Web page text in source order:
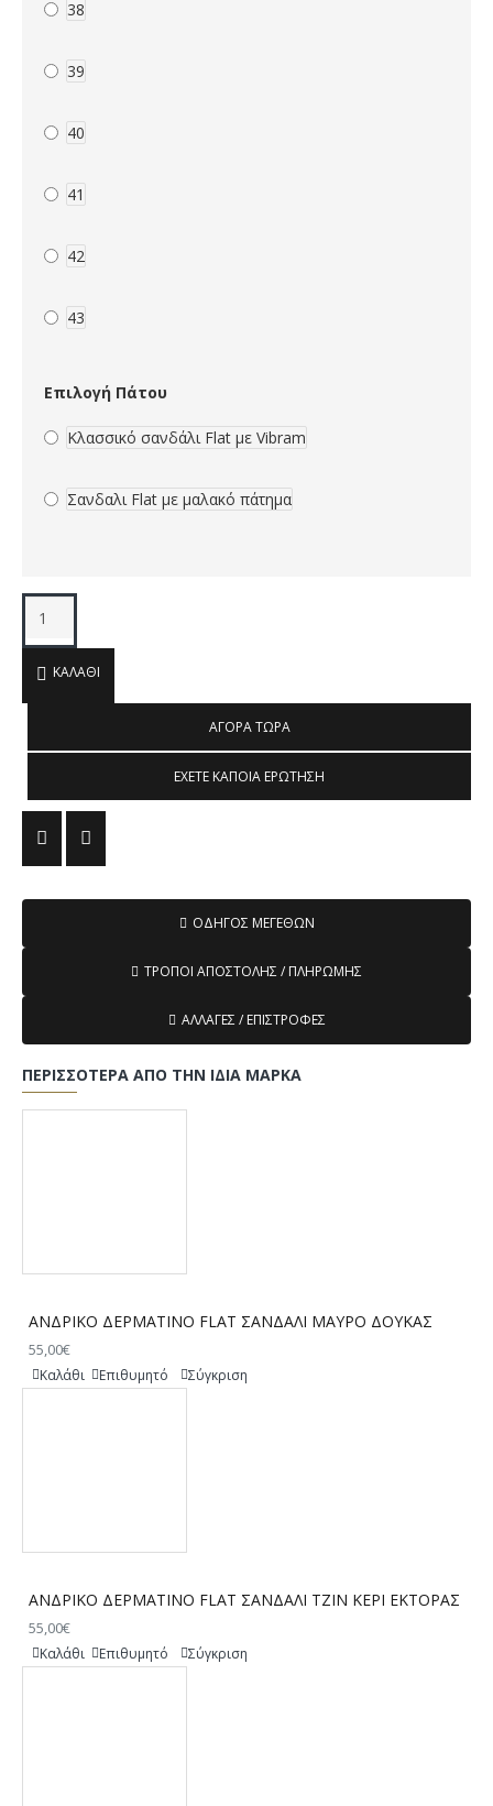
38
39
40
41
42
43
Επιλογή Πάτου
Κλασσικό σανδάλι Flat με Vibram
Σανδαλι Flat με μαλακό πάτημα
ΚΑΛΆΘΙ
ΑΓΟΡΆ ΤΏΡΑ
ΈΧΕΤΕ ΚΆΠΟΙΑ ΕΡΏΤΗΣΗ
ΟΔΗΓΌΣ ΜΕΓΕΘΏΝ
ΤΡΌΠΟΙ ΑΠΟΣΤΟΛΉΣ / ΠΛΗΡΩΜΉΣ
ΑΛΛΑΓΈΣ / ΕΠΙΣΤΡΟΦΈΣ
ΠΕΡΙΣΣΌΤΕΡΑ ΑΠΌ ΤΗΝ ΊΔΙΑ ΜΆΡΚΑ
ΑΝΔΡΙΚΟ ΔΕΡΜΑΤΙΝΟ FLAT ΣΑΝΔΑΛΙ ΜΑΥΡΟ ΔΟΥΚΑΣ
55,00€
Καλάθι Επιθυμητό Σύγκριση
ΑΝΔΡΙΚΟ ΔΕΡΜΑΤΙΝΟ FLAT ΣΑΝΔΑΛΙ ΤΖΙΝ ΚΕΡΙ ΕΚΤΟΡΑΣ
55,00€
Καλάθι Επιθυμητό Σύγκριση